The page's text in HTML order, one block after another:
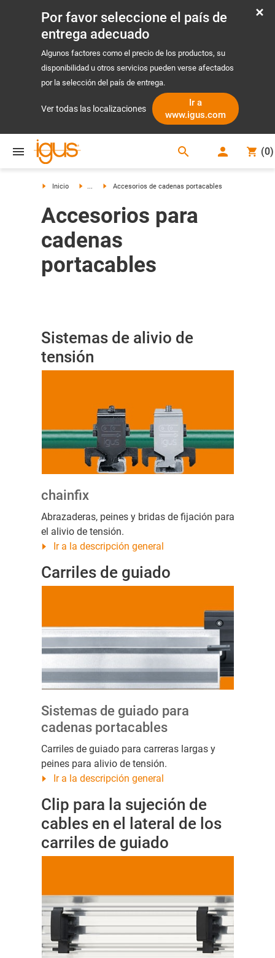
Por favor seleccione el país de
entrega adecuado
Algunos factores como el precio de los productos, su
disponibilidad u otros servicios pueden verse afectados
por la selección del país de entrega.
Ver todas las localizaciones
Ir a
www.igus.com
search (0)
Inicio ... Accesorios de cadenas portacables
Accesorios para
cadenas
portacables
Sistemas de alivio de
tensión
chainfix
Abrazaderas, peines y bridas de fijación para
el alivio de tensión.
Ir a la descripción general
Carriles de guiado
Sistemas de guiado para
cadenas portacables
Carriles de guiado para carreras largas y
peines para alivio de tensión.
Ir a la descripción general
Clip para la sujeción de
cables en el lateral de los
carriles de guiado